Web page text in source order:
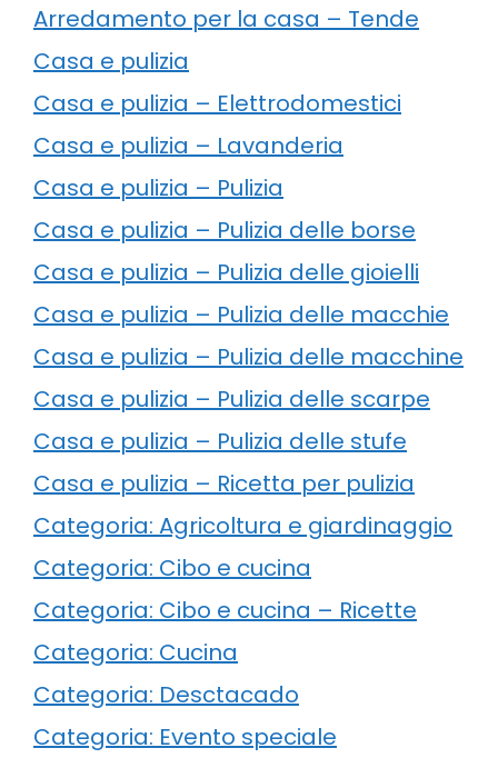
Arredamento per la casa – Tende
Casa e pulizia
Casa e pulizia – Elettrodomestici
Casa e pulizia – Lavanderia
Casa e pulizia – Pulizia
Casa e pulizia – Pulizia delle borse
Casa e pulizia – Pulizia delle gioielli
Casa e pulizia – Pulizia delle macchie
Casa e pulizia – Pulizia delle macchine
Casa e pulizia – Pulizia delle scarpe
Casa e pulizia – Pulizia delle stufe
Casa e pulizia – Ricetta per pulizia
Categoria: Agricoltura e giardinaggio
Categoria: Cibo e cucina
Categoria: Cibo e cucina – Ricette
Categoria: Cucina
Categoria: Desctacado
Categoria: Evento speciale